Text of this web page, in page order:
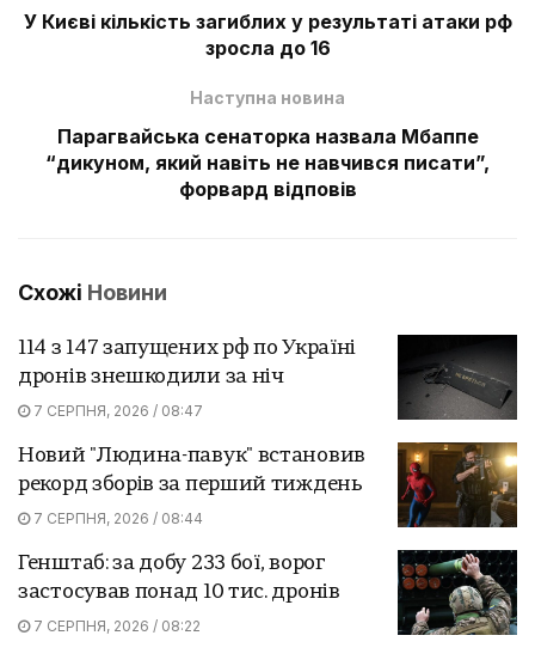
У Києві кількість загиблих у результаті атаки рф
зросла до 16
Наступна новина
Парагвайська сенаторка назвала Мбаппе
“дикуном, який навіть не навчився писати”,
форвард відповів
Схожі Новини
114 з 147 запущених рф по Україні
дронів знешкодили за ніч
7 СЕРПНЯ, 2026 / 08:47
Новий "Людина-павук" встановив
рекорд зборів за перший тиждень
7 СЕРПНЯ, 2026 / 08:44
Генштаб: за добу 233 бої, ворог
застосував понад 10 тис. дронів
7 СЕРПНЯ, 2026 / 08:22